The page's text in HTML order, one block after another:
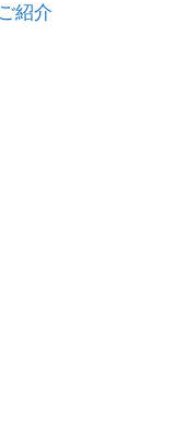
紹介